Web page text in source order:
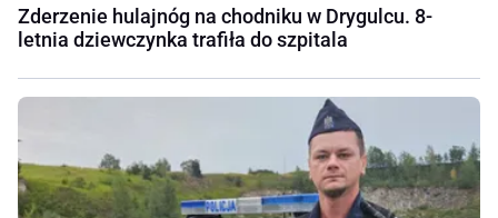
Zderzenie hulajnóg na chodniku w Drygulcu. 8-
letnia dziewczynka trafiła do szpitala